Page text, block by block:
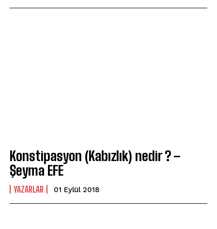
Konstipasyon (Kabızlık) nedir ? –
Şeyma EFE
YAZARLAR 01 Eylül 2018